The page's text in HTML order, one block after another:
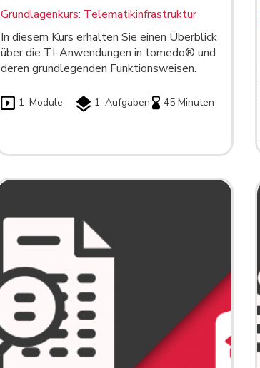
Grundlagenkurs: Telematikinfrastruktur
In diesem Kurs erhalten Sie einen Überblick
über die TI-Anwendungen in tomedo® und
deren grundlegenden Funktionsweisen.
1 Module 1 Aufgaben 45 Minuten